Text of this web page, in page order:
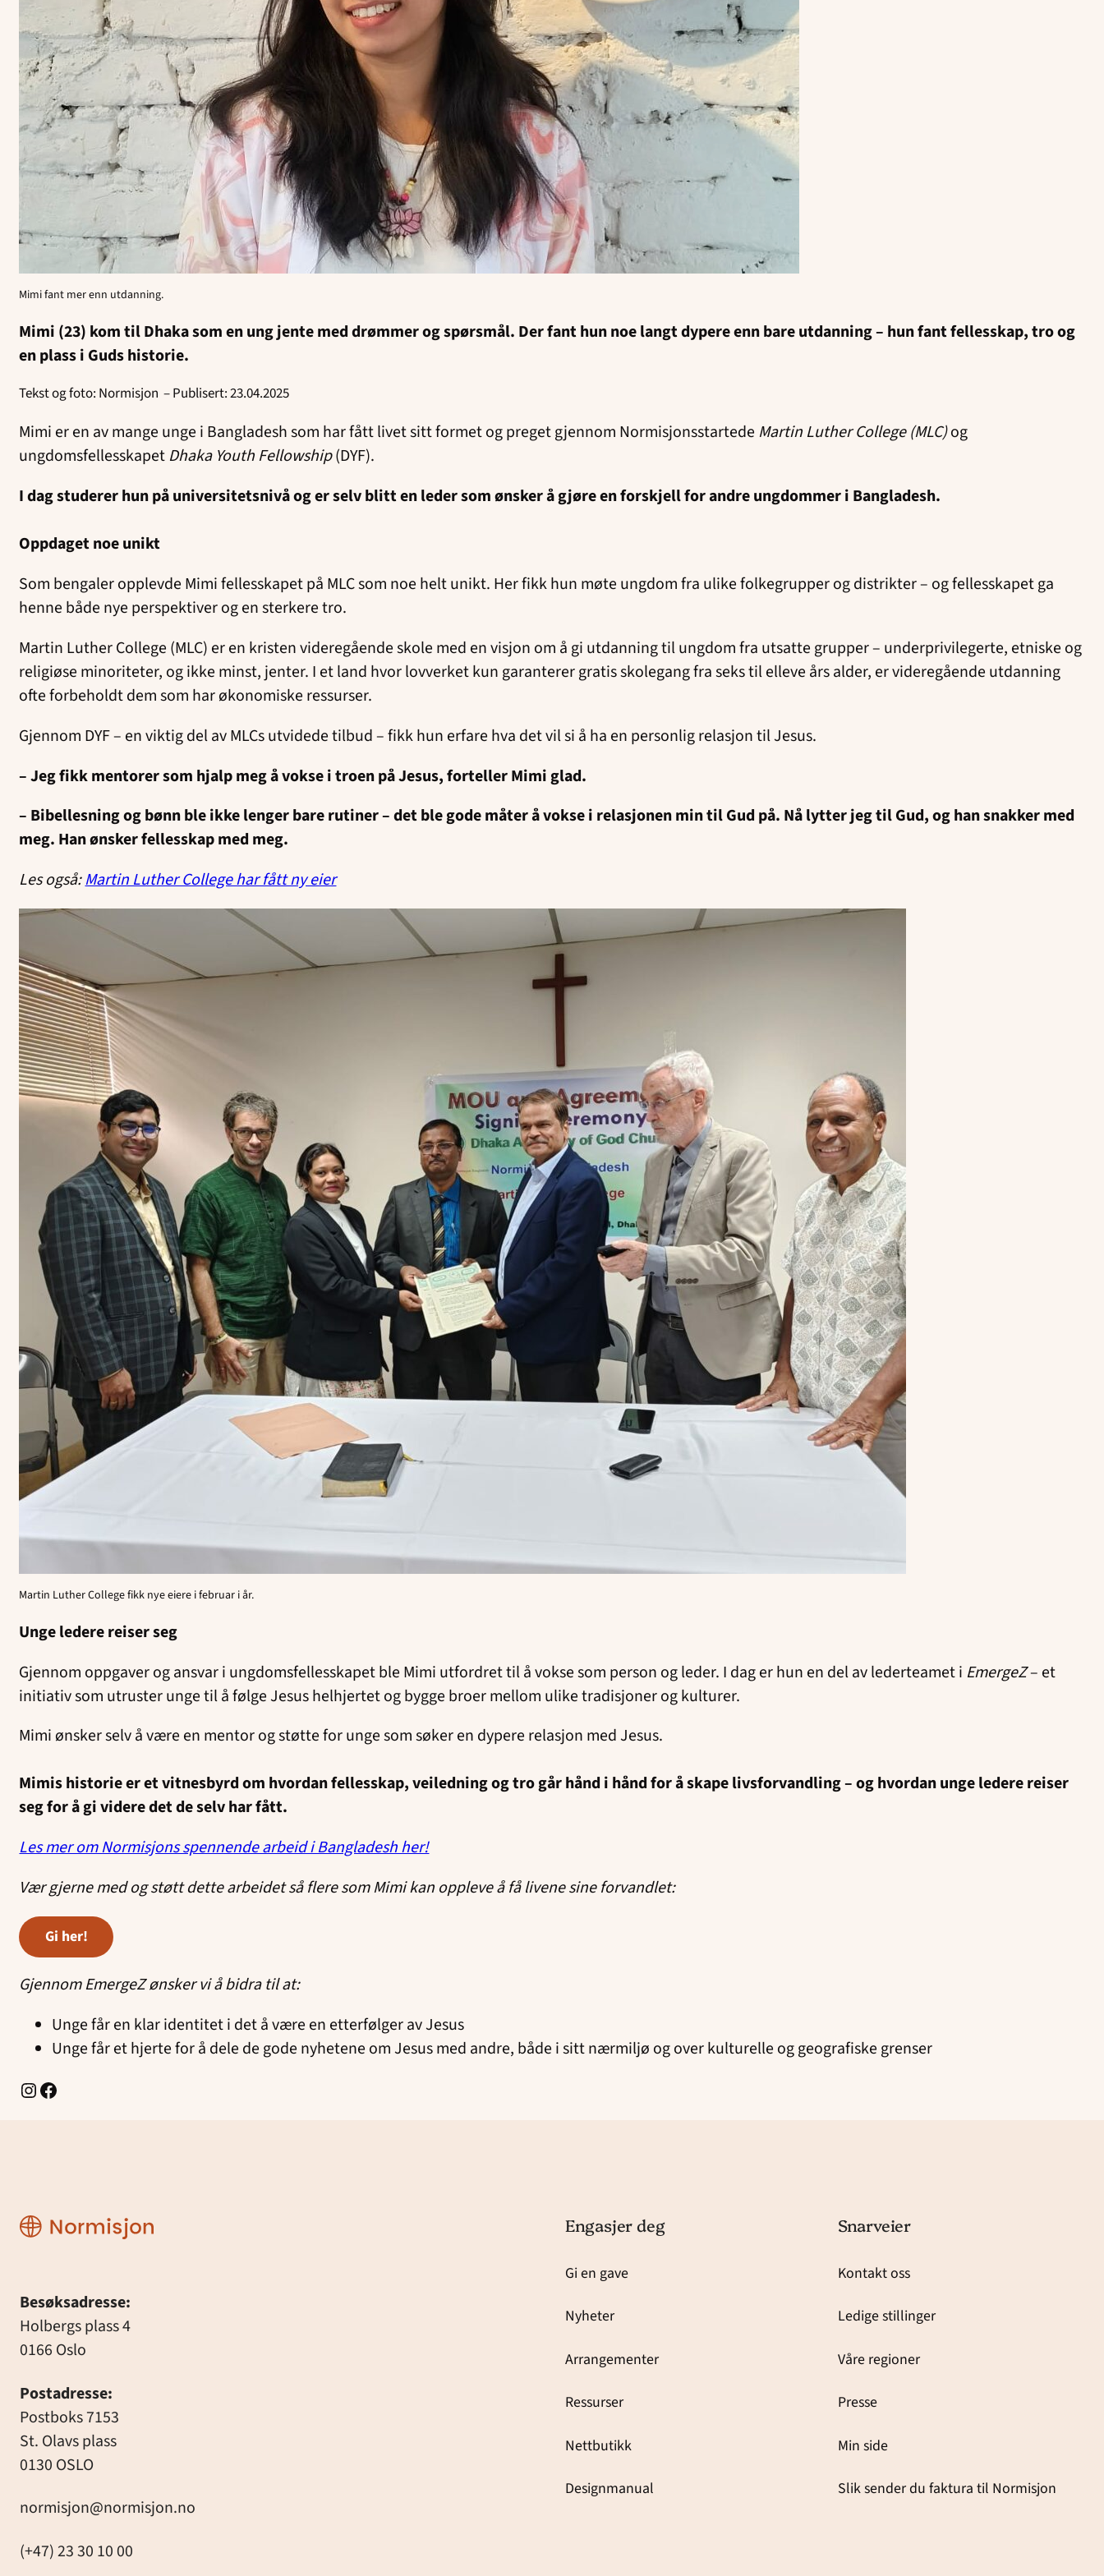
Mimi fant mer enn utdanning.
Mimi (23) kom til Dhaka som en ung jente med drømmer og spørsmål. Der fant hun noe langt dypere enn bare utdanning – hun fant fellesskap, tro og
en plass i Guds historie.
Tekst og foto: Normisjon – Publisert: 23.04.2025
Mimi er en av mange unge i Bangladesh som har fått livet sitt formet og preget gjennom Normisjonsstartede Martin Luther College (MLC)og
ungdomsfellesskapet Dhaka Youth Fellowship(DYF).
I dag studerer hun på universitetsnivå og er selv blitt en leder som ønsker å gjøre en forskjell for andre ungdommer i Bangladesh.
Oppdaget noe unikt
Som bengaler opplevde Mimi fellesskapet på MLC som noe helt unikt. Her fikk hun møte ungdom fra ulike folkegrupper og distrikter – og fellesskapet ga
henne både nye perspektiver og en sterkere tro.
Martin Luther College (MLC) er en kristen videregående skole med en visjon om å gi utdanning til ungdom fra utsatte grupper – underprivilegerte, etniske og
religiøse minoriteter, og ikke minst, jenter. I et land hvor lovverket kun garanterer gratis skolegang fra seks til elleve års alder, er videregående utdanning
ofte forbeholdt dem som har økonomiske ressurser.
Gjennom DYF – en viktig del av MLCs utvidede tilbud – fikk hun erfare hva det vil si å ha en personlig relasjon til Jesus.
– Jeg fikk mentorer som hjalp meg å vokse i troen på Jesus, forteller Mimi glad.
– Bibellesning og bønn ble ikke lenger bare rutiner – det ble gode måter å vokse i relasjonen min til Gud på. Nå lytter jeg til Gud, og han snakker med
meg. Han ønsker fellesskap med meg.
Les også:Martin Luther College har fått ny eier
Martin Luther College fikk nye eiere i februar i år.
Unge ledere reiser seg
Gjennom oppgaver og ansvar i ungdomsfellesskapet ble Mimi utfordret til å vokse som person og leder. I dag er hun en del av lederteamet i EmergeZ– et
initiativ som utruster unge til å følge Jesus helhjertet og bygge broer mellom ulike tradisjoner og kulturer.
Mimi ønsker selv å være en mentor og støtte for unge som søker en dypere relasjon med Jesus.
Mimis historie er et vitnesbyrd om hvordan fellesskap, veiledning og tro går hånd i hånd for å skape livsforvandling – og hvordan unge ledere reiser
seg for å gi videre det de selv har fått.
Les mer om Normisjons spennende arbeid i Bangladesh her!
Vær gjerne med og støtt dette arbeidet så flere som Mimi kan oppleve å få livene sine forvandlet:
gi her!
Gjennom EmergeZ ønsker vi å bidra til at:
Unge får en klar identitet i det å være en etterfølger av Jesus
Unge får et hjerte for å dele de gode nyhetene om Jesus med andre, både i sitt nærmiljø og over kulturelle og geografiske grenser
Instagram
Facebook
Normisjon
Besøksadresse:
Holbergs plass 4
0166 Oslo
Postadresse:
Postboks 7153
St. Olavs plass
0130 OSLO
normisjon@normisjon.no
(+47) 23 30 10 00
Engasjer deg
Gi en gave
Nyheter
Arrangementer
Ressurser
Nettbutikk
Designmanual
Snarveier
Kontakt oss
Ledige stillinger
Våre regioner
Presse
Min side
Slik sender du faktura til Normisjon